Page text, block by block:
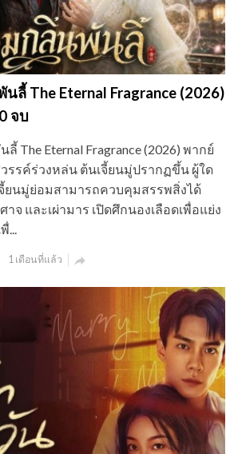
ลี้ The Eternal Fragrance (2026)
จบ
The Eternal Fragrance (2026) พากย์
รรค์ร่วงหล่น ต้นเจี้ยนมู่ปรากฏขึ้น ผู้ใด
ยนมู่ย่อมสามารถควบคุมสรรพสิ่งได้
าจ และเผ่ามาร เปิดศึกนองเลือดเพื่อแย่ง
1 เดือนที่แล้ว 